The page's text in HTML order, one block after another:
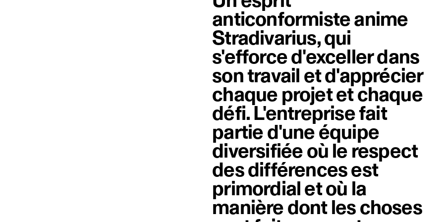
anticonformiste anime
Stradivarius, qui
s'efforce d'exceller dans
son travail et d'apprécier
chaque projet et chaque
défi. L'entreprise fait
partie d'une équipe
diversifiée où le respect
des différences est
primordial et où la
manière dont les choses